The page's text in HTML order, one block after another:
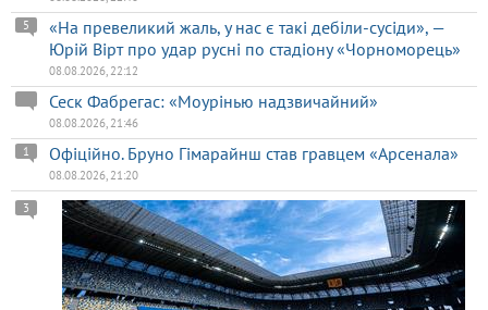
«На превеликий жаль, у нас є такі дебіли-сусіди», —
Юрій Вірт про удар русні по стадіону «Чорноморець»
5
08.08.2026, 22:12
Сеск Фабрегас: «Моурінью надзвичайний»
08.08.2026, 21:46
Офіційно. Бруно Гімарайнш став гравцем «Арсенала»
1
08.08.2026, 21:20
3